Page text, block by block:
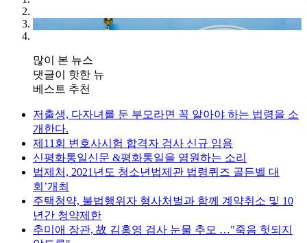
많이 본 뉴스
댓글이 핫한 뉴
베스트 추천
저출생, 다자녀를 둔 부모라면 꼭 알아야 하는 법령을 소
개한다.
제11회 변호사시험 합격자 검사 신규 임용
신평화통일신문 &평화통일을 염원하는 소리
법제처, 2021년도 청소년법제관 법령퀴즈 골든벨 대
회’개최
주택청약, 불법행위자 형사처벌과 함께 계약취소 및 10
년간 청약제한
추미애 장관, 故 김홍영 검사 눈물 추모 …"죽음 헛되지